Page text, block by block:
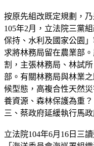
按原先組改既定規劃，
105年2月，立法院三黨
保持、水利及國家公園
求將林務局留在農業部
割，主張林務局、林試
部。有關林務局與林業
候型態，高複合性天然
養資源、森林保護為重？
三、蔡政府延緩執行馬
立法院104年6月16日三